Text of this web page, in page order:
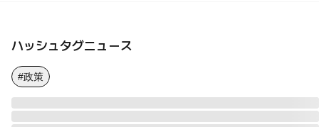
ハッシュタグニュース
#政策